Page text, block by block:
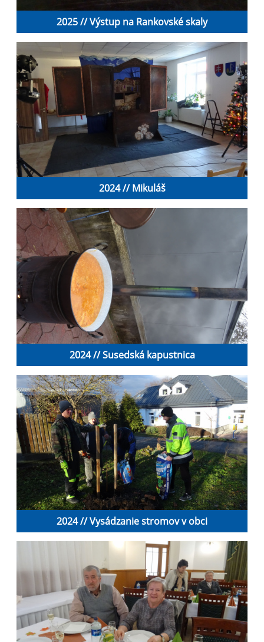
2025 // Výstup na Rankovské skaly
2024 // Mikuláš
2024 // Susedská kapustnica
2024 // Vysádzanie stromov v obci